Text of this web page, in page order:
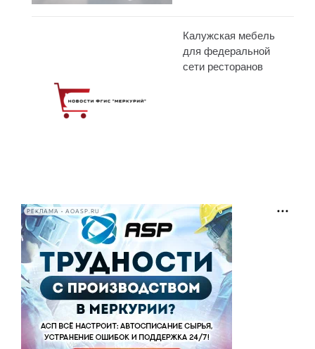
Калужская мебель
для федеральной
сети ресторанов
РЕКЛАМА • AOASP.RU